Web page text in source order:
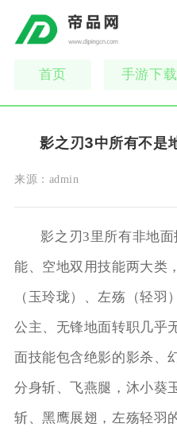
首页 手游下载
影之刃3中所有不是
来源： admin
影之刃3里所有非地
能、空地双用技能两大类
（玉玲珑）、左殇（轻
公主、无锋地面转职几乎
面技能包含绝影的影杀、
分身斩、飞燕腿，沐小葵
斩、黑鹰展翅，左殇轻羽